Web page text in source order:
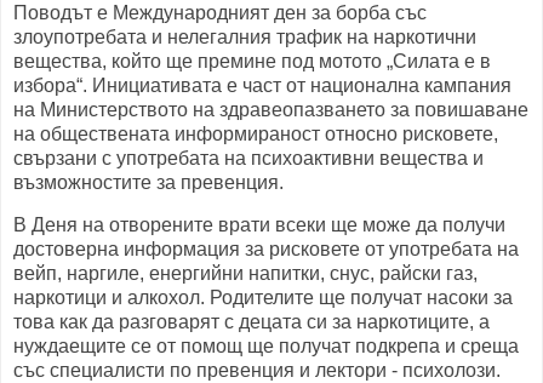
Поводът е Международният ден за борба със
злоупотребата и нелегалния трафик на наркотични
вещества, който ще премине под мотото „Силата е в
избора“. Инициативата е част от национална кампания
на Министерството на здравеопазването за повишаване
на обществената информираност относно рисковете,
свързани с употребата на психоактивни вещества и
възможностите за превенция.
В Деня на отворените врати всеки ще може да получи
достоверна информация за рисковете от употребата на
вейп, наргиле, енергийни напитки, снус, райски газ,
наркотици и алкохол. Родителите ще получат насоки за
това как да разговарят с децата си за наркотиците, а
нуждаещите се от помощ ще получат подкрепа и среща
със специалисти по превенция и лектори - психолози.